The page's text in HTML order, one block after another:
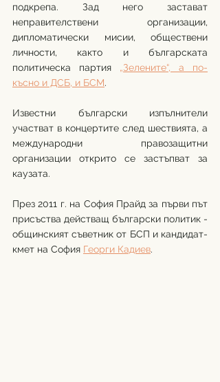
подкрепа. Зад него застават
неправителствени организации,
дипломатически мисии, обществени
личности, както и българската
политическа партия „Зелените“, а по-
късно и ДСБ, и БСМ.
Известни български изпълнители
участват в концертите след шествията, а
международни правозащитни
организации открито се застъпват за
каузата.
През 2011 г. на София Прайд за първи път
присъства действащ български политик -
общинският съветник от БСП и кандидат-
кмет на София Георги Кадиев.